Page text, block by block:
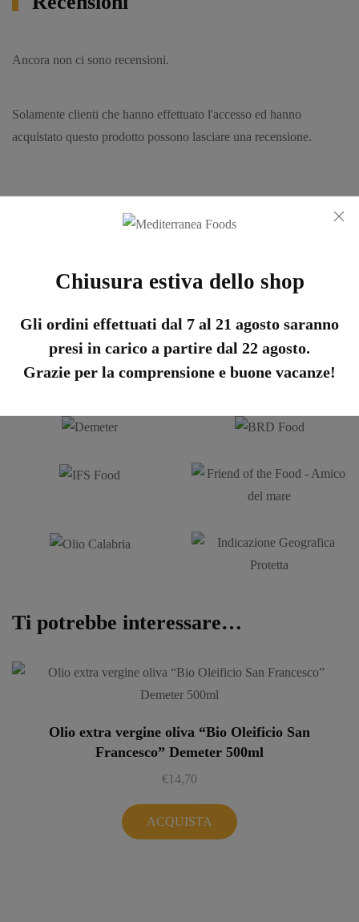
Ancora non ci sono recensioni.
Solamente clienti che hanno effettuato l'accesso ed hanno
acquistato questo prodotto possono lasciare una recensione.
comprato anche:
Scopri le Certificazioni
Ti potrebbe interessare…
Olio extra vergine oliva “Bio Oleificio San
Francesco” Demeter 500ml
€14,70
ACQUISTA
Chiusura estiva dello shop
Gli ordini effettuati dal 7 al 21 agosto saranno
presi in carico a partire dal 22 agosto.
Grazie per la comprensione e buone vacanze!